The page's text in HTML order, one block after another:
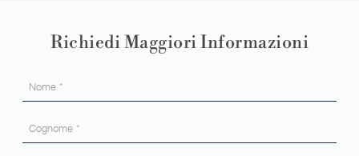
Richiedi Maggiori Informazioni